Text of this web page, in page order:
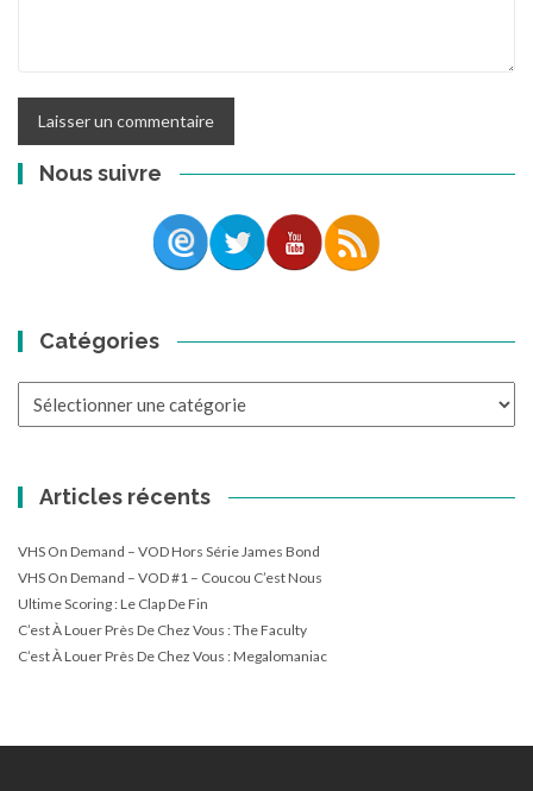
Nous suivre
Catégories
Catégories
Articles récents
VHS On Demand – VOD Hors Série James Bond
VHS On Demand – VOD #1 – Coucou C’est Nous
Ultime Scoring : Le Clap De Fin
C’est À Louer Près De Chez Vous : The Faculty
C’est À Louer Près De Chez Vous : Megalomaniac